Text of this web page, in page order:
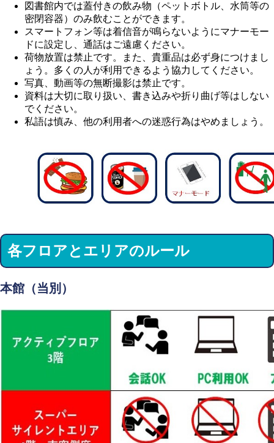
図書館内では蓋付きの飲み物（ペットボトル、水筒等の
密閉容器）のみ飲むことができます。
スマートフォン等は着信音が鳴らないようにマナーモー
ドに設定し、通話はご遠慮ください。
荷物放置は禁止です。また、貴重品は必ず身につけまし
ょう。多くの人が利用できるよう協力してください。
写真、動画等の無断撮影は禁止です。
資料は大切に取り扱い、書き込みや折り曲げ等はしない
でください。
私語は慎み、他の利用者への迷惑行為はやめましょう。
各フロアとエリアのルール
本館（当別）